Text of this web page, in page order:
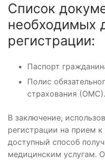
Список
необходимых
регистрации:
Паспорт
Полис
страхования (ОМС).
В заключение,
регистрации на прием
доступный способ
медицинским услугам.